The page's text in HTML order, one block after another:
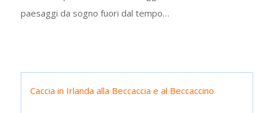
paesaggi da sogno fuori dal tempo…
Caccia in Irlanda alla Beccaccia e al Beccaccino